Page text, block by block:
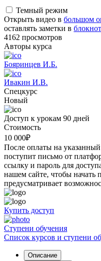
Темный режим
Открыть видео в большом
оставлять заметки в
4162 просмотров
Авторы курса
Бояринцев И.Б.
Ивакин И.В.
Спецкурс
Новый
Доступ к урокам 90 дней
Стоимость
10 000₽
После оплаты на
поступит письмо от
ссылку и пароль для
нашем сайте, чтобы начать
предусматривает
Купить доступ
Cтупени обучения
Список курсов и ступени
Описание